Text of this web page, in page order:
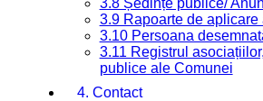
3.8 Ședințe publice/
3.9 Rapoarte de aplicare
3.10 Persoana
3.11 Registrul
publice ale Comunei
4. Contact